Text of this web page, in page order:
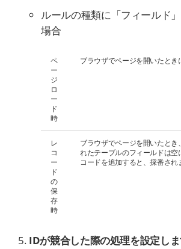
ルールの種類に「フィールド
場合
ペ
ー
ジ
ロ
ー
ド
時
ブラウザでページを開いたとき
レ
コ
ー
ド
の
保
存
時
ブラウザでページを開いたとき
れたテーブルのフィールドは空
コードを追加すると、採番され
IDが競合した際の処理を設定しま